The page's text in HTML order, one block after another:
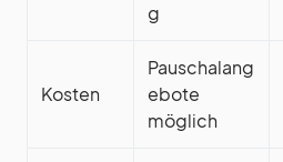
g
Kosten
Pauschalang
ebote
möglich